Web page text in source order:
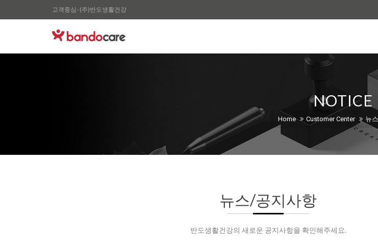
고객중심- (주)반도생활건강
NOTICE
Home Customer Center 뉴
뉴스/공지사항
반도생활건강의 새로운 공지사항을 확인해주세요.